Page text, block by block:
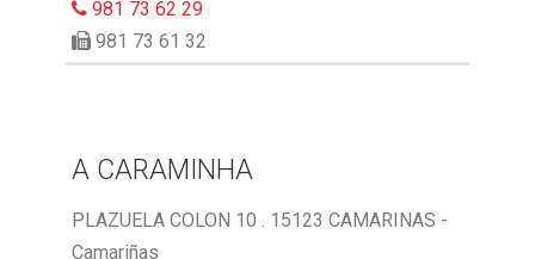
981 73 62 29
981 73 61 32
A CARAMINHA
PLAZUELA COLON 10 . 15123 CAMARINAS -
Camariñas